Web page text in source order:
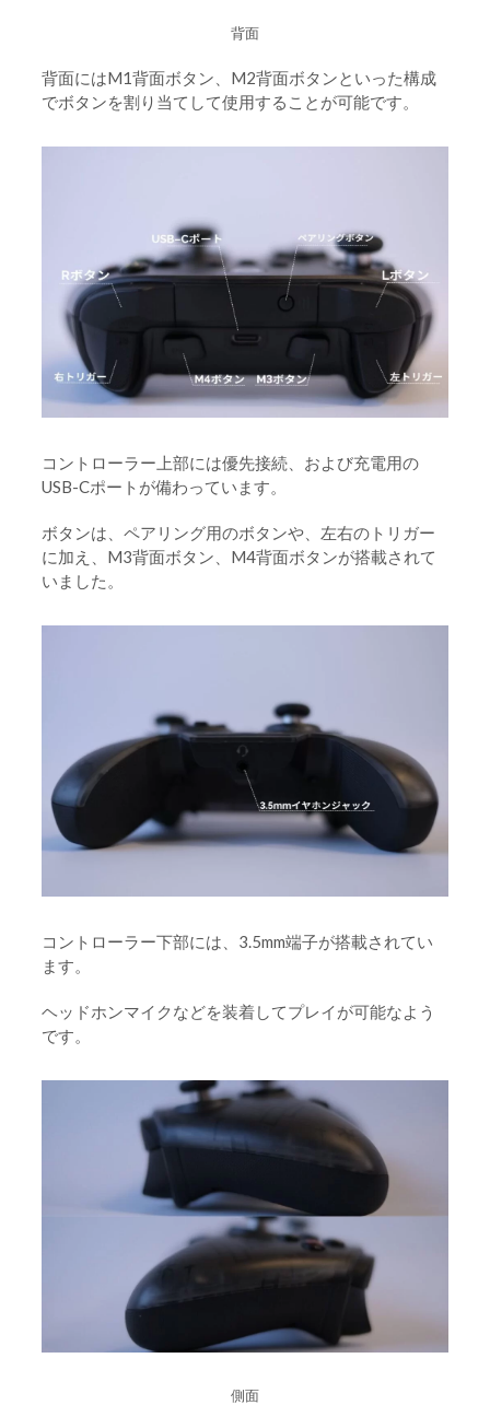
背面
背面にはM1背面ボタン、M2背面ボタンといった構成
でボタンを割り当てして使用することが可能です。
コントローラー上部には優先接続、および充電用の
USB-Cポートが備わっています。
ボタンは、ペアリング用のボタンや、左右のトリガー
に加え、M3背面ボタン、M4背面ボタンが搭載されて
いました。
コントローラー下部には、3.5mm端子が搭載されてい
ます。
ヘッドホンマイクなどを装着してプレイが可能なよう
です。
側面